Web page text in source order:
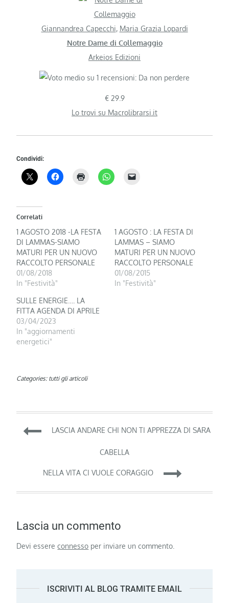
Giannandrea Capecchi, Maria Grazia Lopardi
Notre Dame di Collemaggio
Arkeios Edizioni
€ 29.9
Lo trovi su Macrolibrarsi.it
Condividi:
Correlati
1 AGOSTO 2018 -LA FESTA
DI LAMMAS-SIAMO
MATURI PER UN NUOVO
RACCOLTO PERSONALE
01/08/2018
In "Festività"
1 AGOSTO : LA FESTA DI
LAMMAS – SIAMO
MATURI PER UN NUOVO
RACCOLTO PERSONALE
01/08/2015
In "Festività"
SULLE ENERGIE…. LA
FITTA AGENDA DI APRILE
03/04/2023
In "aggiornamenti
energetici"
Categories: tutti gli articoli
Navigazione
LASCIA ANDARE CHI NON TI APPREZZA DI SARA
CABELLA
NELLA VITA CI VUOLE CORAGGIO
Lascia un commento
Devi essereconnesso per inviare un commento.
ISCRIVITI AL BLOG TRAMITE EMAIL